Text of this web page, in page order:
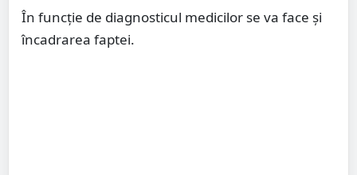
În funcție de diagnosticul medicilor se va face și
încadrarea faptei.